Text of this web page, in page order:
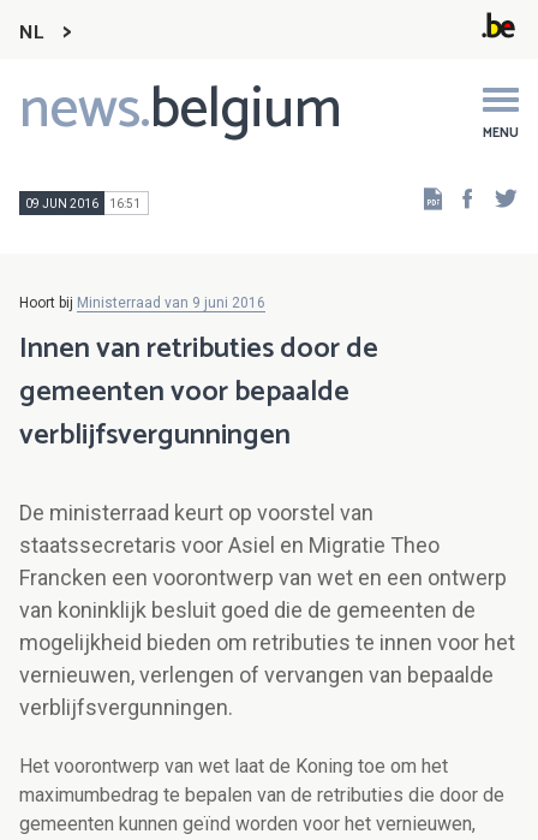
NL
news.belgium MENU
Main
navigation
09 JUN 2016 16:51
Hoort bij Ministerraad van 9 juni 2016
Innen van retributies door de
gemeenten voor bepaalde
verblijfsvergunningen
De ministerraad keurt op voorstel van
staatssecretaris voor Asiel en Migratie Theo
Francken een voorontwerp van wet en een ontwerp
van koninklijk besluit goed die de gemeenten de
mogelijkheid bieden om retributies te innen voor het
vernieuwen, verlengen of vervangen van bepaalde
verblijfsvergunningen.
Het voorontwerp van wet laat de Koning toe om het
maximumbedrag te bepalen van de retributies die door de
gemeenten kunnen geïnd worden voor het vernieuwen,